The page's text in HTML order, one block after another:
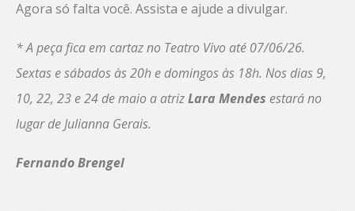
Agora só falta você. Assista e ajude a divulgar.
* A peça fica em cartaz no Teatro Vivo até 07/06/26.
Sextas e sábados às 20h e domingos às 18h. Nos dias 9,
10, 22, 23 e 24 de maio a atrizLara Mendes estará no
lugar de Julianna Gerais.
Fernando Brengel